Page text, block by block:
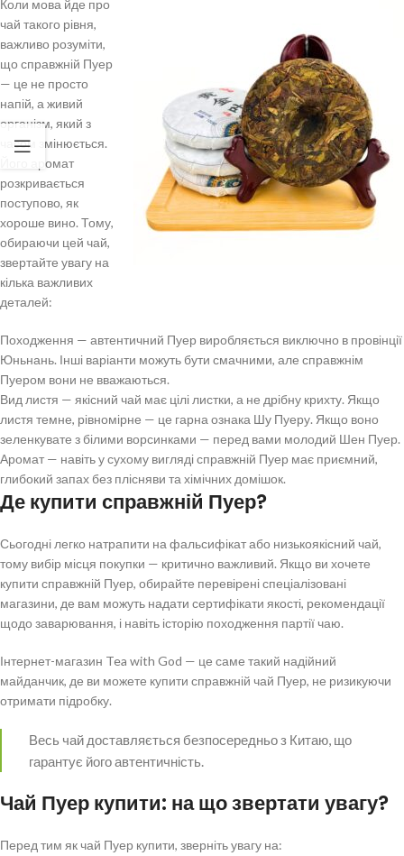
Коли мова йде про
чай такого рівня,
важливо розуміти,
що справжній Пуер
— це не просто
напій, а живий
організм, який з
часом змінюється.
Його аромат
розкривається
поступово, як
хороше вино. Тому,
обираючи цей чай,
звертайте увагу на
кілька важливих
деталей:
Походження — автентичний Пуер виробляється виключно в провінції
Юньнань. Інші варіанти можуть бути смачними, але справжнім
Пуером вони не вважаються.
Вид листя — якісний чай має цілі листки, а не дрібну крихту. Якщо
листя темне, рівномірне — це гарна ознака Шу Пуеру. Якщо воно
зеленкувате з білими ворсинками — перед вами молодий Шен Пуер.
Аромат — навіть у сухому вигляді справжній Пуер має приємний,
глибокий запах без плісняви та хімічних домішок.
Де купити справжній Пуер?
Сьогодні легко натрапити на фальсифікат або низькоякісний чай,
тому вибір місця покупки — критично важливий. Якщо ви хочете
купити справжній Пуер, обирайте перевірені спеціалізовані
магазини, де вам можуть надати сертифікати якості, рекомендації
щодо заварювання, і навіть історію походження партії чаю.
Інтернет-магазин Tea with God — це саме такий надійний
майданчик, де ви можете купити справжній чай Пуер, не ризикуючи
отримати підробку.
Весь чай доставляється безпосередньо з Китаю, що
гарантує його автентичність.
Чай Пуер купити: на що звертати увагу?
Перед тим як чай Пуер купити, зверніть увагу на: